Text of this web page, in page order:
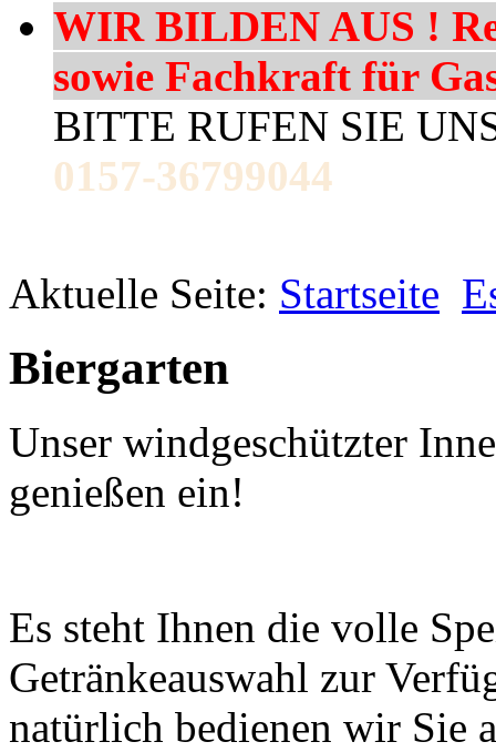
WIR BILDEN AUS !
sowie Fachkraft für
BITTE RUFEN SIE
0157-36799044
Aktuelle Seite: Startseite
Biergarten
Unser windgeschützter
genießen ein!
Es steht Ihnen die volle
Getränkeauswahl zur
natürlich bedienen wir Sie